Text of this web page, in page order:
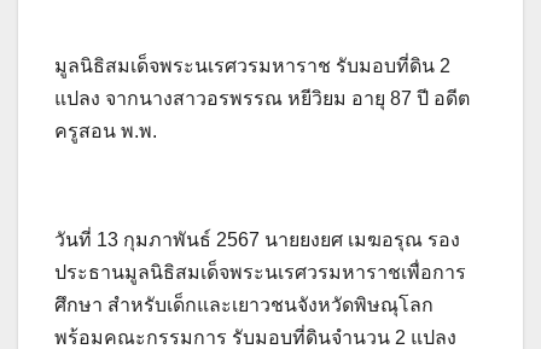
มูลนิธิสมเด็จพระนเรศวรมหาราช รับมอบที่ดิน 2
แปลง จากนางสาวอรพรรณ หยีวิยม อายุ 87 ปี อดีต
ครูสอน พ.พ.
วันที่ 13 กุมภาพันธ์ 2567 นายยงยศ เมฆอรุณ รอง
ประธานมูลนิธิสมเด็จพระนเรศวรมหาราชเพื่อการ
ศึกษา สำหรับเด็กและเยาวชนจังหวัดพิษณุโลก
พร้อมคณะกรรมการ รับมอบที่ดินจำนวน 2 แปลง